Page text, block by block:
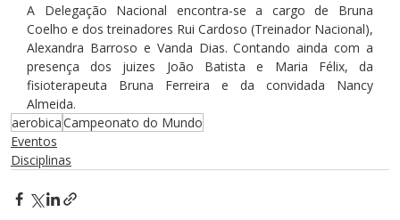
A Delegação Nacional encontra-se a cargo de Bruna
Coelho e dos treinadores Rui Cardoso (Treinador Nacional),
Alexandra Barroso e Vanda Dias. Contando ainda com a
presença dos juizes João Batista e Maria Félix, da
fisioterapeuta Bruna Ferreira e da convidada Nancy
Almeida.
aerobicaCampeonato do Mundo
Eventos
Disciplinas